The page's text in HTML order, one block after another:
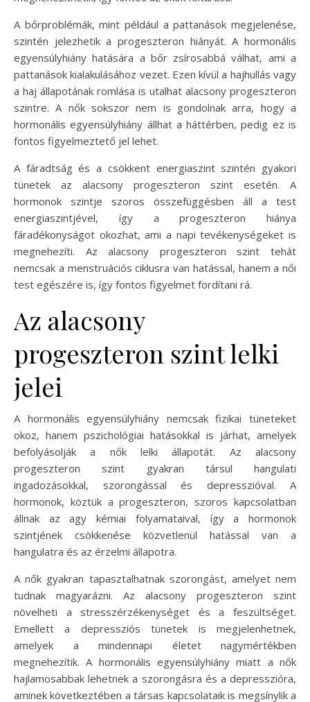
A bőrproblémák, mint például a pattanások megjelenése,
szintén jelezhetik a progeszteron hiányát. A hormonális
egyensúlyhiány hatására a bőr zsírosabbá válhat, ami a
pattanások kialakulásához vezet. Ezen kívül a hajhullás vagy
a haj állapotának romlása is utalhat alacsony progeszteron
szintre. A nők sokszor nem is gondolnak arra, hogy a
hormonális egyensúlyhiány állhat a háttérben, pedig ez is
fontos figyelmeztető jel lehet.
A fáradtság és a csökkent energiaszint szintén gyakori
tünetek az alacsony progeszteron szint esetén. A
hormonok szintje szoros összefüggésben áll a test
energiaszintjével, így a progeszteron hiánya
fáradékonyságot okozhat, ami a napi tevékenységeket is
megnehezíti. Az alacsony progeszteron szint tehát
nemcsak a menstruációs ciklusra van hatással, hanem a női
test egészére is, így fontos figyelmet fordítani rá.
Az alacsony
progeszteron szint lelki
jelei
A hormonális egyensúlyhiány nemcsak fizikai tüneteket
okoz, hanem pszichológiai hatásokkal is járhat, amelyek
befolyásolják a nők lelki állapotát. Az alacsony
progeszteron szint gyakran társul hangulati
ingadozásokkal, szorongással és depresszióval. A
hormonok, köztük a progeszteron, szoros kapcsolatban
állnak az agy kémiai folyamataival, így a hormonok
szintjének csökkenése közvetlenül hatással van a
hangulatra és az érzelmi állapotra.
A nők gyakran tapasztalhatnak szorongást, amelyet nem
tudnak magyarázni. Az alacsony progeszteron szint
növelheti a stresszérzékenységet és a feszültséget.
Emellett a depressziós tünetek is megjelenhetnek,
amelyek a mindennapi életet nagymértékben
megnehezítik. A hormonális egyensúlyhiány miatt a nők
hajlamosabbak lehetnek a szorongásra és a depresszióra,
aminek következtében a társas kapcsolataik is megsínylik a